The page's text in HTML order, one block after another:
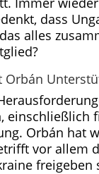
dass
alles
Orbán hat
vor allem
freigeben